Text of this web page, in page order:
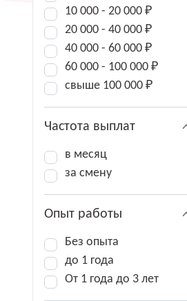
10 000 - 20 000 ₽
20 000 - 40 000 ₽
40 000 - 60 000 ₽
60 000 - 100 000 ₽
свыше 100 000 ₽
Частота выплат
в месяц
за смену
Опыт работы
Без опыта
до 1 года
От 1 года до 3 лет